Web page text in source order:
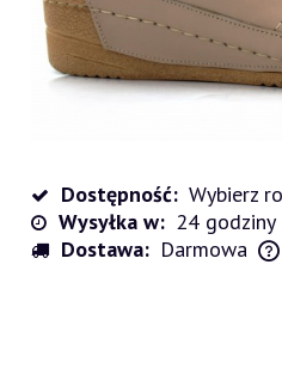
Dostępność: Wybierz
Wysyłka w: 24 godziny
Dostawa: Darmowa
Cena nie zawiera ewentualnych